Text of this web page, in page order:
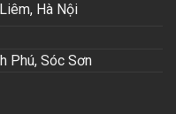
Hà Nội
Phú, Sóc Sơn